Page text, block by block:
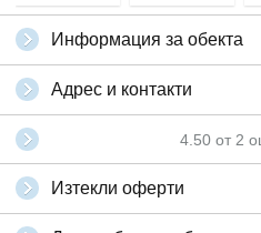
Информация за обекта
Адрес и контакти
4.50 от 2
Изтекли оферти